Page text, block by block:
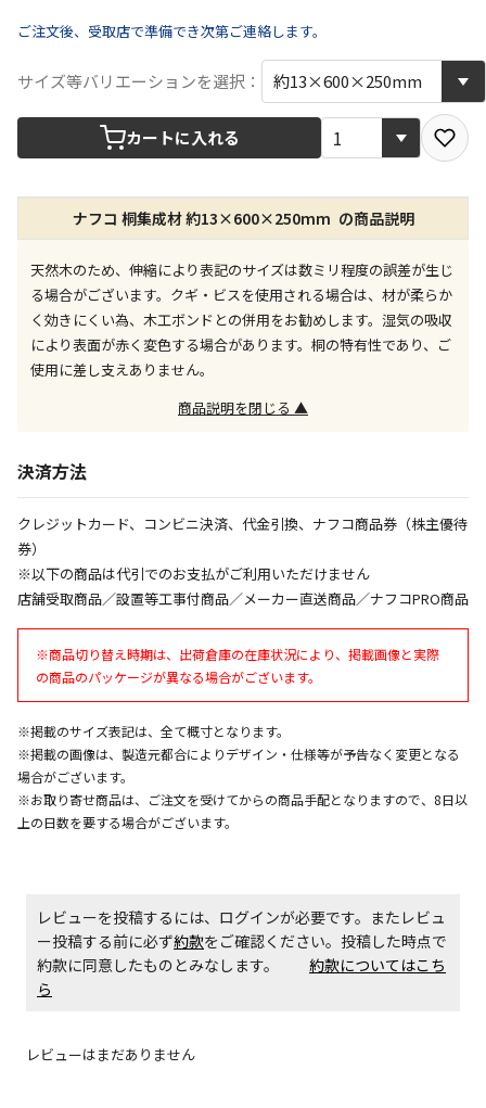
宅配や店舗受取を選択できる商品です
店舗のみで受取できる商品です（宅配便でのお届けが
す
お届けができません）
※同時購入の商品は、全て同じ店舗での受取となりま
す
委託業者によりお届けする商品です
※ほか商品との同時購入はできません。お手数です
が、ご購入手続きを分けてお買い求めください
※支払い方法の代金引換は選択できません。
※「宅配・店舗受取」「宅配のみ」マークの商品のみ
午前9時までのご注文確定した商品については、当日に
出荷いたします。
ただし、メーカーの営業日に基づき出荷手続きを行う
ため、通常よりお時間をいただく場合がございます。
また、日曜・祝日や年末年始などの長期休業期間中
は、休業明けからの出荷対応となります。
設置工事代金も含まれた商品です
お見積商品です。金額・施工日はお打ち合わせの上、
お見積商品です。金額・施工日はお打ち合わせの上、
決定となります。
エアコンの取付工事が必要な商品です。別途費用が発
生する場合がございます。
ご注文後、受取店で準備でき次第ご連絡します。
サイズ等バリエーションを選択：
カートに入れる
ナフコ 桐集成材 約13×600×250mm の商品説明
天然木のため、伸縮により表記のサイズは数ミリ程度の誤差が生じ
る場合がございます。クギ・ビスを使用される場合は、材が柔らか
く効きにくい為、木工ボンドとの併用をお勧めします。湿気の吸収
により表面が赤く変色する場合があります。桐の特有性であり、ご
使用に差し支えありません。
商品説明を閉じる ▲
決済方法
クレジットカード、コンビニ決済、代金引換、ナフコ商品券（株主優待
券）
※以下の商品は代引でのお支払がご利用いただけません
店舗受取商品／設置等工事付商品／メーカー直送商品／ナフコPRO商品
※商品切り替え時期は、出荷倉庫の在庫状況により、掲載画像と実際
の商品のパッケージが異なる場合がございます。
※掲載のサイズ表記は、全て概寸となります。
※掲載の画像は、製造元都合によりデザイン・仕様等が予告なく変更となる
場合がございます。
※お取り寄せ商品は、ご注文を受けてからの商品手配となりますので、8日以
上の日数を要する場合がございます。
レビューを投稿するには、ログインが必要です。またレビュ
ー投稿する前に必ず約款をご確認ください。投稿した時点で
約款に同意したものとみなします。 約款についてはこち
ら
レビューはまだありません